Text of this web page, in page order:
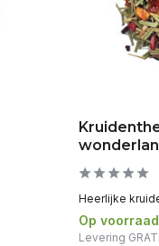
Heerlijke
Op voorraad
Levering